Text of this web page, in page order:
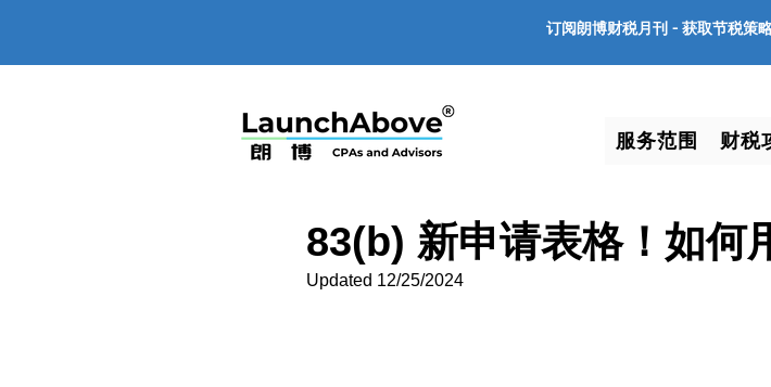
订阅朗博财税月刊 - 获取节税策
服务范围 财税
83(b) 新申请表格！如何
Updated 12/25/2024